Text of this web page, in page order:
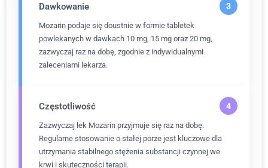
Dawkowanie
Mozarin podaje się doustnie w formie tabletek
powlekanych w dawkach 10 mg, 15 mg oraz 20 mg,
zazwyczaj raz na dobę, zgodnie z indywidualnymi
zaleceniami lekarza.
Częstotliwość
Zazwyczaj lek Mozarin przyjmuje się raz na dobę.
Regularne stosowanie o stałej porze jest kluczowe dla
utrzymania stabilnego stężenia substancji czynnej we
krwi i skuteczności terapii.